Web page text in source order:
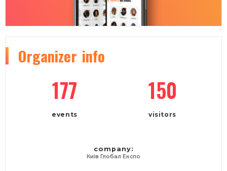
Organizer info
177
events
150
visitors
company:
Київ Глобал Експо